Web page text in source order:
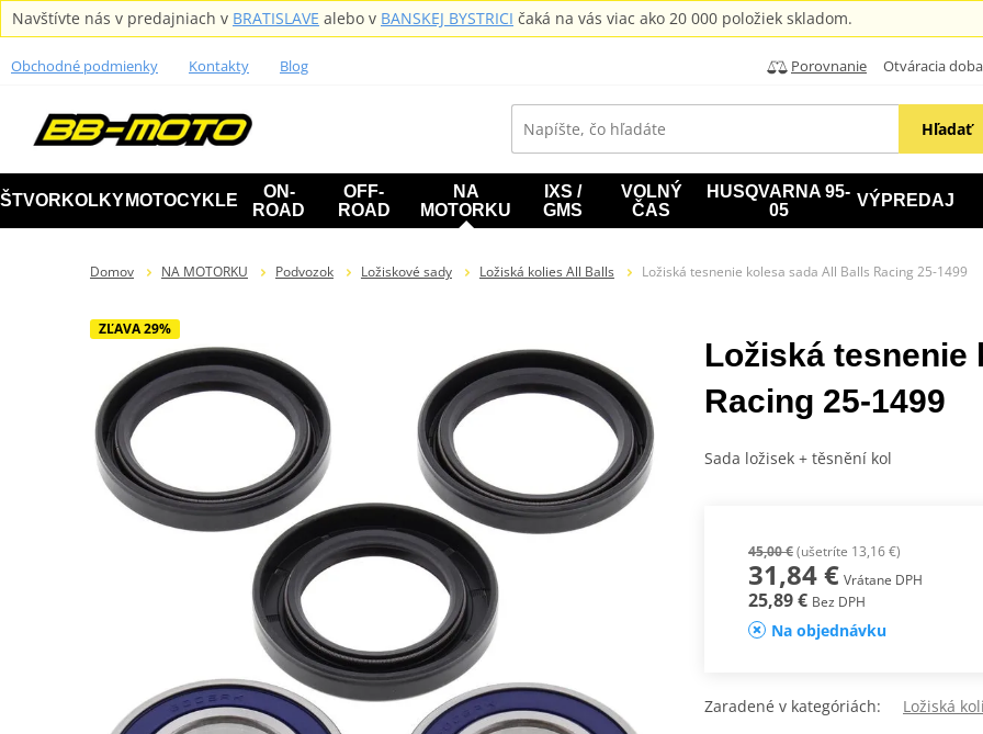
Navštívte nás v predajniach v BRATISLAVE alebo v BANSKEJ BYSTRICI čaká na vás viac ako 20 000 položiek skladom.
Obchodné podmienky Kontakty Blog Porovnanie Otváracia
Hľadať
ŠTVORKOLKY MOTOCYKLE
ON-
ROAD
OFF-
ROAD
NA
MOTORKU
IXS /
GMS
VOLNÝ
ČAS
HUSQVARNA 95-
05
VÝPREDAJ
Domov NA MOTORKU Podvozok Ložiskové sady Ložiská kolies All Balls Ložiská tesnenie kolesa sada All Balls Racing 25-1499
ZĽAVA 29%
Ložiská tesnenie
Racing 25-1499
Sada ložisek + těsnění kol
45,00 €(ušetríte 13,16 €)
31,84 € Vrátane DPH
25,89 € Bez DPH
Na objednávku
Zaradené v kategóriách: Ložiská